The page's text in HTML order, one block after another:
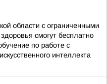
области с ограниченными
смогут бесплатно
по работе с
интеллекта